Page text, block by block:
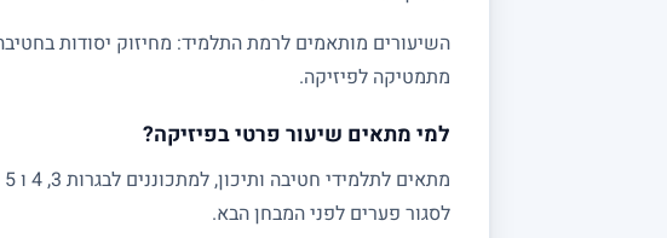
מתמטיקה לפיזיקה.
למי מתאים שיעור פרטי בפיזיקה?
לסגור פערים לפני המבחן הבא.